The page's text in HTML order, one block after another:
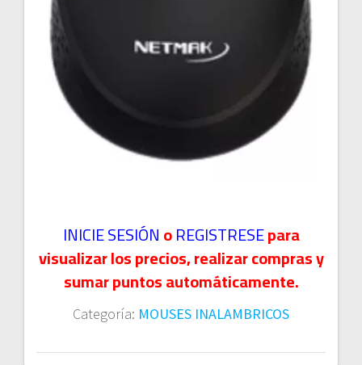
INICIE SESIÓNoREGISTRESEpara
visualizar los precios, realizar compras y
sumar puntos automáticamente.
Categoría: MOUSES INALAMBRICOS